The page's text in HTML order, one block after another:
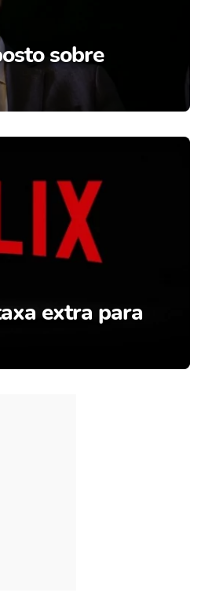
sobre
extra para